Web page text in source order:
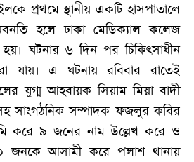
প্রথমে স্থানীয় একটি হাসপাতালে
হলে ঢাকা মেডিক্যাল কলেজ
হয়। ঘটনার ৬ দিন পর চিকিৎসাধীন
যায়। এ ঘটনায় রবিবার রাতেই
যুগ্ম আহবায়ক সিয়াম মিয়া বাদী
সাংগঠনিক সম্পাদক ফজলুর কবির
করে ৯ জনের নাম উল্লেখ করে ও
জনকে আসামী করে পলাশ থানায়